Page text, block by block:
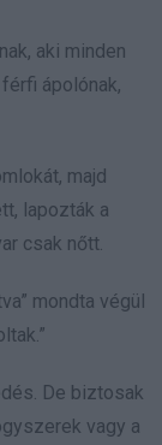
aki minden
ápolónak,
majd
lapozták a
csak nőtt.
mondta végül
De biztosak
vagy a